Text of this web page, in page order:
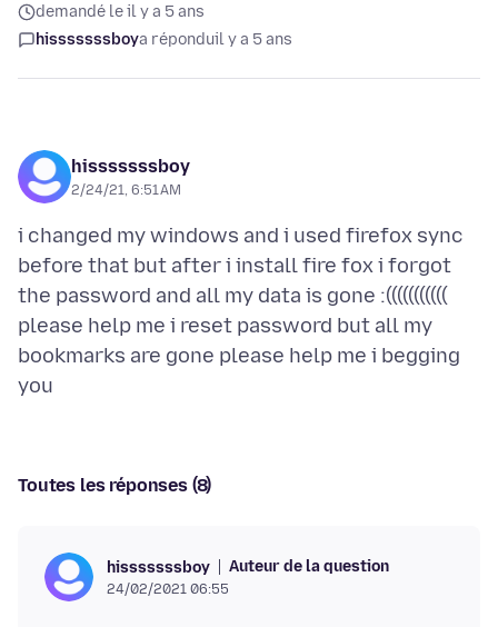
demandé le il y a 5 ans
hisssssssboya réponduil y a 5 ans
hisssssssboy
2/24/21, 6:51 AM
i changed my windows and i used firefox sync
before that but after i install fire fox i forgot
the password and all my data is gone :(((((((((((
please help me i reset password but all my
bookmarks are gone please help me i begging
Toutes les réponses (8)
hisssssssboy Auteur de la question
24/02/2021 06:55